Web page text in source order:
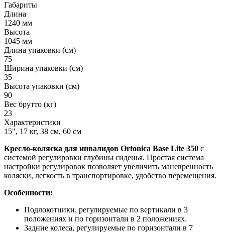
Габариты
Длина
1240 мм
Высота
1045 мм
Длина упаковки (см)
75
Ширина упаковки (см)
35
Высота упаковки (см)
90
Вес брутто (кг)
23
Характеристики
15", 17 кг, 38 см, 60 см
Кресло-коляска для инвалидов Ortonica Base Lite 350 с
системой регулировки глубины сиденья. Простая система
настройки регулировок позволяет увеличить маневренность
коляски, легкость в транспортировке, удобство перемещения.
Особенности:
Подлокотники, регулируемые по вертикали в 3
положениях и по горизонтали в 2 положениях.
Задние колеса, регулируемые по горизонтали в 7